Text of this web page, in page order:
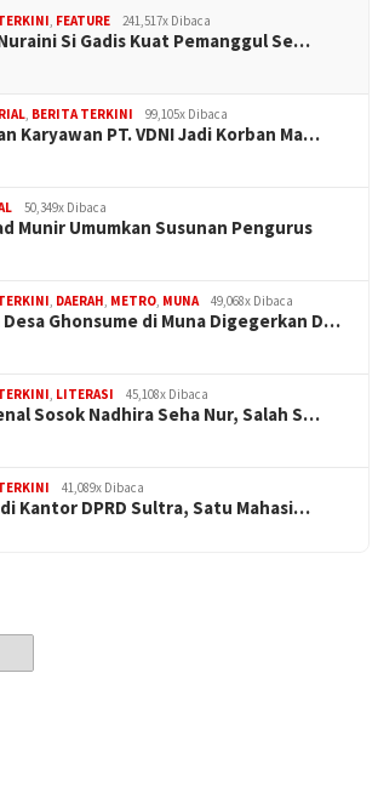
, FEATURE 241,517x Dibaca
Si Gadis Kuat Pemanggul Se…
, BERITA TERKINI 99,105x Dibaca
Karyawan PT. VDNI Jadi Korban Ma…
50,349x Dibaca
Munir Umumkan Susunan Pengurus
, DAERAH, METRO, MUNA 49,068x Dibaca
Desa Ghonsume di Muna Digegerkan D…
, LITERASI 45,108x Dibaca
Sosok Nadhira Seha Nur, Salah S…
41,089x Dibaca
Kantor DPRD Sultra, Satu Mahasi…